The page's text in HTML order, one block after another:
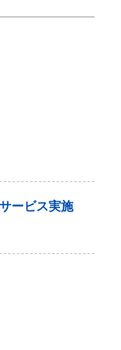
ービス実施